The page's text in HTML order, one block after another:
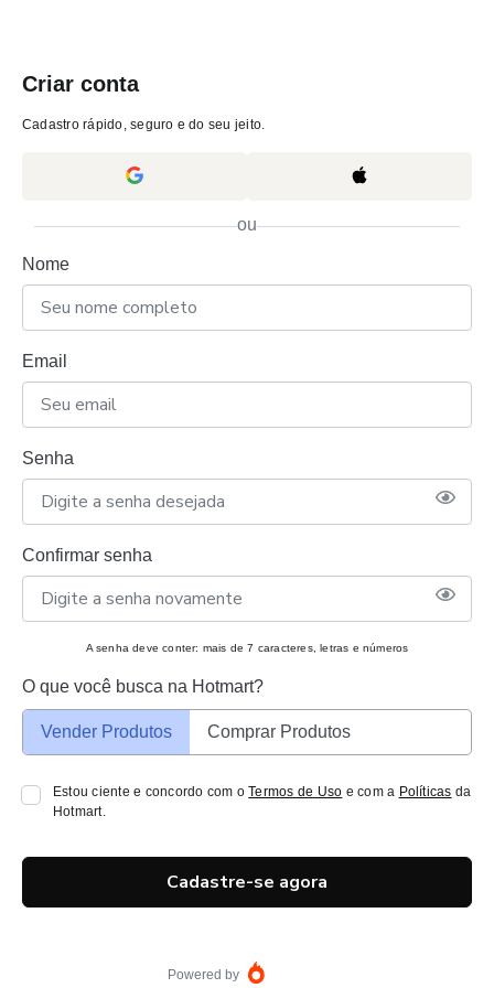
Criar conta
Cadastro rápido, seguro e do seu jeito.
ou
Nome
Email
Senha
Confirmar senha
A senha deve conter: mais de 7 caracteres, letras e números
O que você busca na Hotmart?
Vender Produtos Comprar Produtos
Estou ciente e concordo com oTermos de Uso e com a Políticas da
Hotmart.
Cadastre-se agora
Powered by